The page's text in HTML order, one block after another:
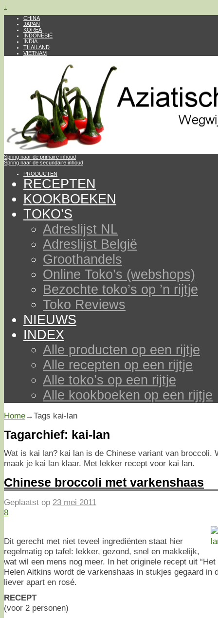
↓
CHINA
JAPAN
KOREA
INDONESIË
INDIA
THAILAND
VIETNAM
Spring naar de primaire inhoud
Spring naar de secundaire inhoud
PRODUCTEN
RECEPTEN
KOOKBOEKEN
TOKO’S
Adreslijst NL
Adreslijst België
Groothandels
Online Toko’s (webshops)
Bezochte toko’s op ’n rijtje
Toko Reviews
NIEUWS
INDEX
Alle producten op een rijtje
Alle recepten op een rijtje
Alle toko’s op een rijtje
Alle kookboeken op een rijtje
Home→Tags kai-lan
Tagarchief: kai-lan
Wat is kai lan? kai lan is de Chinese variant van broccoli.
maak je kai lan klaar. Met lekker recept voor kai lan.
Chinese broccoli met varkenshaas
Geplaatst op 23 mei 2011
8
Dit gerecht met niet teveel ingrediënten staat hier
regelmatig op tafel: lekker, gezond, snel en makkelijk,
wat wil een mens nog meer. In het originele recept uit
Helen Aitkins wordt de varkenshaas in stukjes gegaard in
liever apart en rosé.
RECEPT
(voor 2 personen)